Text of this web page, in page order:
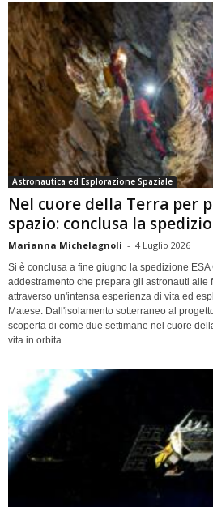
Astronautica ed Esplorazione Spaziale
Nel cuore della Terra per
spazio: conclusa la
Marianna Michelagnoli - 4 Luglio 2026
Si è conclusa a fine giugno la spedizione
addestramento che prepara gli astronauti alle
attraverso un'intensa esperienza di vita ed
Matese. Dall'isolamento sotterraneo al
scoperta di come due settimane nel cuore
vita in orbita